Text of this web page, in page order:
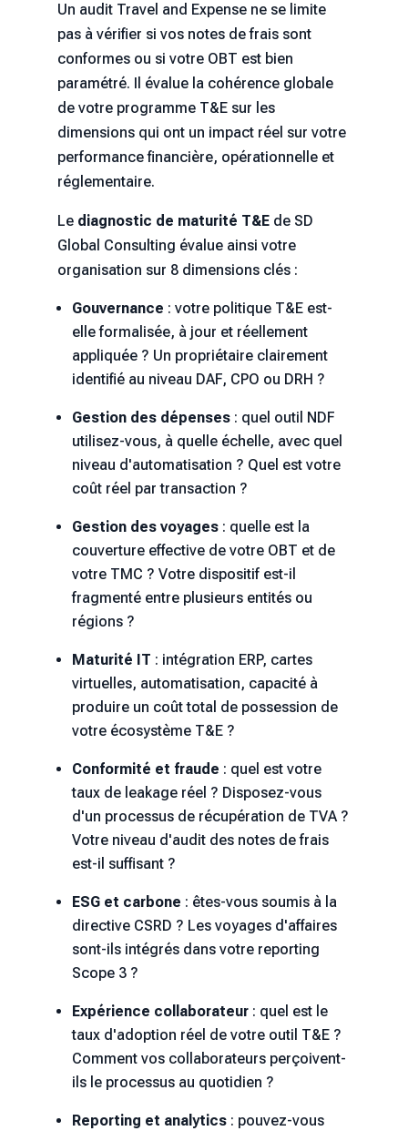
Un audit Travel and Expense ne se limite
pas à vérifier si vos notes de frais sont
conformes ou si votre OBT est bien
paramétré. Il évalue la cohérence globale
de votre programme T&E sur les
dimensions qui ont un impact réel sur votre
performance financière, opérationnelle et
réglementaire.
Le diagnostic de maturité T&Ede SD
Global Consulting évalue ainsi votre
organisation sur 8 dimensions clés :
Gouvernance : votre politique T&E est-
elle formalisée, à jour et réellement
appliquée ? Un propriétaire clairement
identifié au niveau DAF, CPO ou DRH ?
Gestion des dépenses: quel outil NDF
utilisez-vous, à quelle échelle, avec quel
niveau d'automatisation ? Quel est votre
coût réel par transaction ?
Gestion des voyages: quelle est la
couverture effective de votre OBT et de
votre TMC ? Votre dispositif est-il
fragmenté entre plusieurs entités ou
régions ?
Maturité IT : intégration ERP, cartes
virtuelles, automatisation, capacité à
produire un coût total de possession de
votre écosystème T&E ?
Conformité et fraude : quel est votre
taux de leakage réel ? Disposez-vous
d'un processus de récupération de TVA ?
Votre niveau d'audit des notes de frais
est-il suffisant ?
ESG et carbone : êtes-vous soumis à la
directive CSRD ? Les voyages d'affaires
sont-ils intégrés dans votre reporting
Scope 3 ?
Expérience collaborateur: quel est le
taux d'adoption réel de votre outil T&E ?
Comment vos collaborateurs perçoivent-
ils le processus au quotidien ?
Reporting et analytics: pouvez-vous